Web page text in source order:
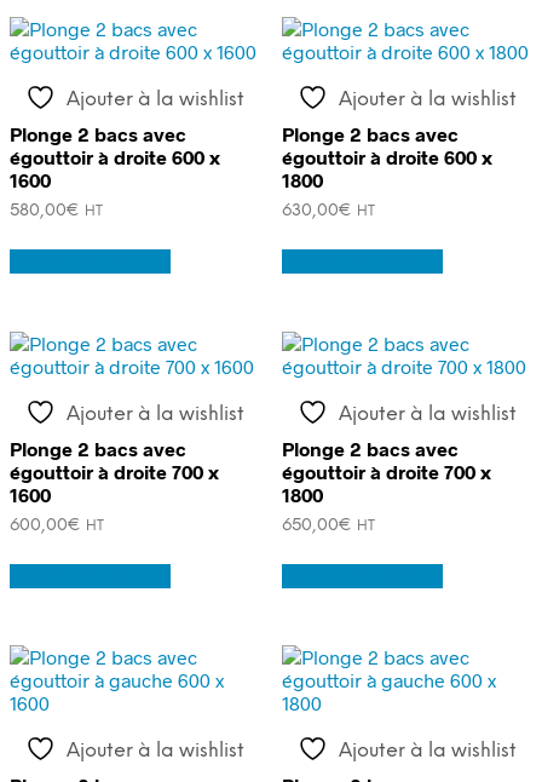
Ajouter à la wishlist
Plonge 2 bacs avec
égouttoir à droite 600 x
1600
580,00€ HT
Ajouter à la wishlist
Plonge 2 bacs avec
égouttoir à droite 600 x
1800
630,00€ HT
Ajouter à la wishlist
Plonge 2 bacs avec
égouttoir à droite 700 x
1600
600,00€ HT
Ajouter à la wishlist
Plonge 2 bacs avec
égouttoir à droite 700 x
1800
650,00€ HT
Ajouter à la wishlist Ajouter à la wishlist